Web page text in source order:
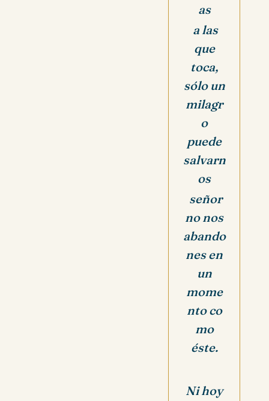
as
a las
que
toca,
sólo un
milagr
o
puede
salvarn
os
señor
no nos
abando
nes en
un
mome
ntoco
mo
éste.
Ni hoy